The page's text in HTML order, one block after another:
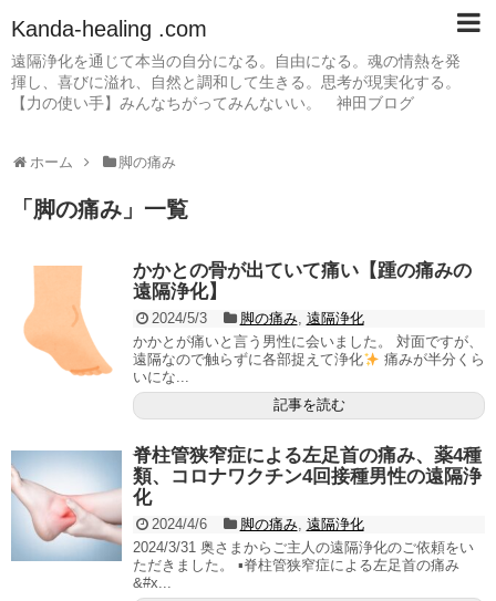
Kanda-healing .com
遠隔浄化を通じて本当の自分になる。自由になる。魂の情熱を発
揮し、喜びに溢れ、自然と調和して生きる。思考が現実化する。
【力の使い手】みんなちがってみんないい。 神田ブログ
ホーム 脚の痛み
「 脚の痛み 」 一覧
かかとの骨が出ていて痛い【踵の痛みの
遠隔浄化】
2024/5/3 脚の痛み, 遠隔浄化
かかとが痛いと言う男性に会いました。 対面ですが、
遠隔なので触らずに各部捉えて浄化
痛みが半分くら
いにな...
記事を読む
脊柱管狭窄症による左足首の痛み、薬4種
類、コロナワクチン4回接種男性の遠隔浄
化
2024/4/6 脚の痛み, 遠隔浄化
2024/3/31 奥さまからご主人の遠隔浄化のご依頼をい
ただきました。 ▪脊柱管狭窄症による左足首の痛み
&#x...